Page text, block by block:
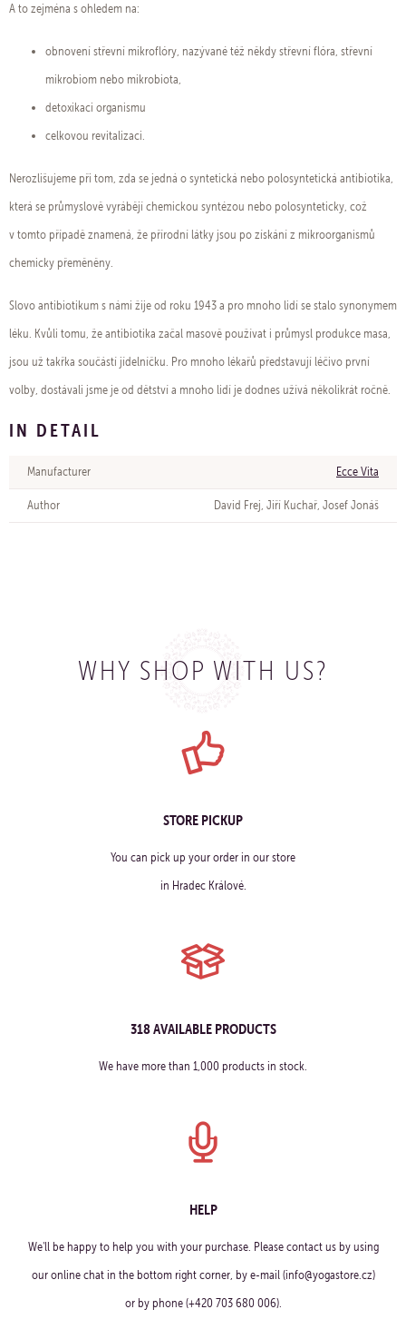
A to zejména s ohledem na:
obnovení střevní mikroflóry, nazývané též někdy střevní flóra, střevní
mikrobiom nebo mikrobiota,
detoxikaci organismu
celkovou revitalizaci.
Nerozlišujeme při tom, zda se jedná o syntetická nebo polosyntetická antibiotika,
která se průmyslově vyrábějí chemickou syntézou nebo polosynteticky, což
v tomto případě znamená, že přírodní látky jsou po získání z mikroorganismů
chemicky přeměněny.
Slovo antibiotikum s námi žije od roku 1943 a pro mnoho lidí se stalo synonymem
léku. Kvůli tomu, že antibiotika začal masově používat i průmysl produkce masa,
jsou už takřka součástí jídelníčku. Pro mnoho lékařů představují léčivo první
volby, dostávali jsme je od dětství a mnoho lidí je dodnes užívá několikrát ročně.
IN DETAIL
Manufacturer Ecce Vita
Author David Frej, Jiří Kuchař, Josef Jonáš
WHY SHOP WITH US?
STORE PICKUP
You can pick up your order in our store
in Hradec Králové.
318 AVAILABLE PRODUCTS
We have more than 1,000 products in stock.
HELP
We'll be happy to help you with your purchase. Please contact us by using
our online chat in the bottom right corner, by e-mail (info@yogastore.cz)
or by phone (+420 703 680 006).